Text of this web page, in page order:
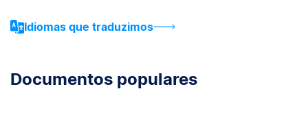
Idiomas que traduzimos
Documentos populares